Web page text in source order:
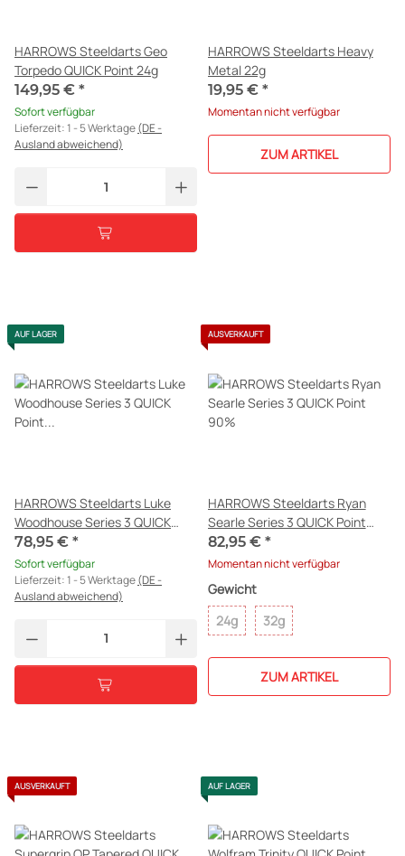
HARROWS Steeldarts Geo
Torpedo QUICK Point 24g
149,95 € *
Sofort verfügbar
Lieferzeit:1 - 5 Werktage(DE -
Ausland abweichend)
HARROWS Steeldarts Heavy
Metal 22g
19,95 € *
Momentan nicht verfügbar
ZUM ARTIKEL
AUF LAGER
HARROWS Steeldarts Luke
Woodhouse Series 3 QUICK
Point 90% 23g
78,95 € *
Sofort verfügbar
Lieferzeit:1 - 5 Werktage(DE -
Ausland abweichend)
AUSVERKAUFT
HARROWS Steeldarts Ryan
Searle Series 3 QUICK Point
90%
82,95 € *
Momentan nicht verfügbar
Gewicht
24g
32g
ZUM ARTIKEL
AUSVERKAUFT AUF LAGER